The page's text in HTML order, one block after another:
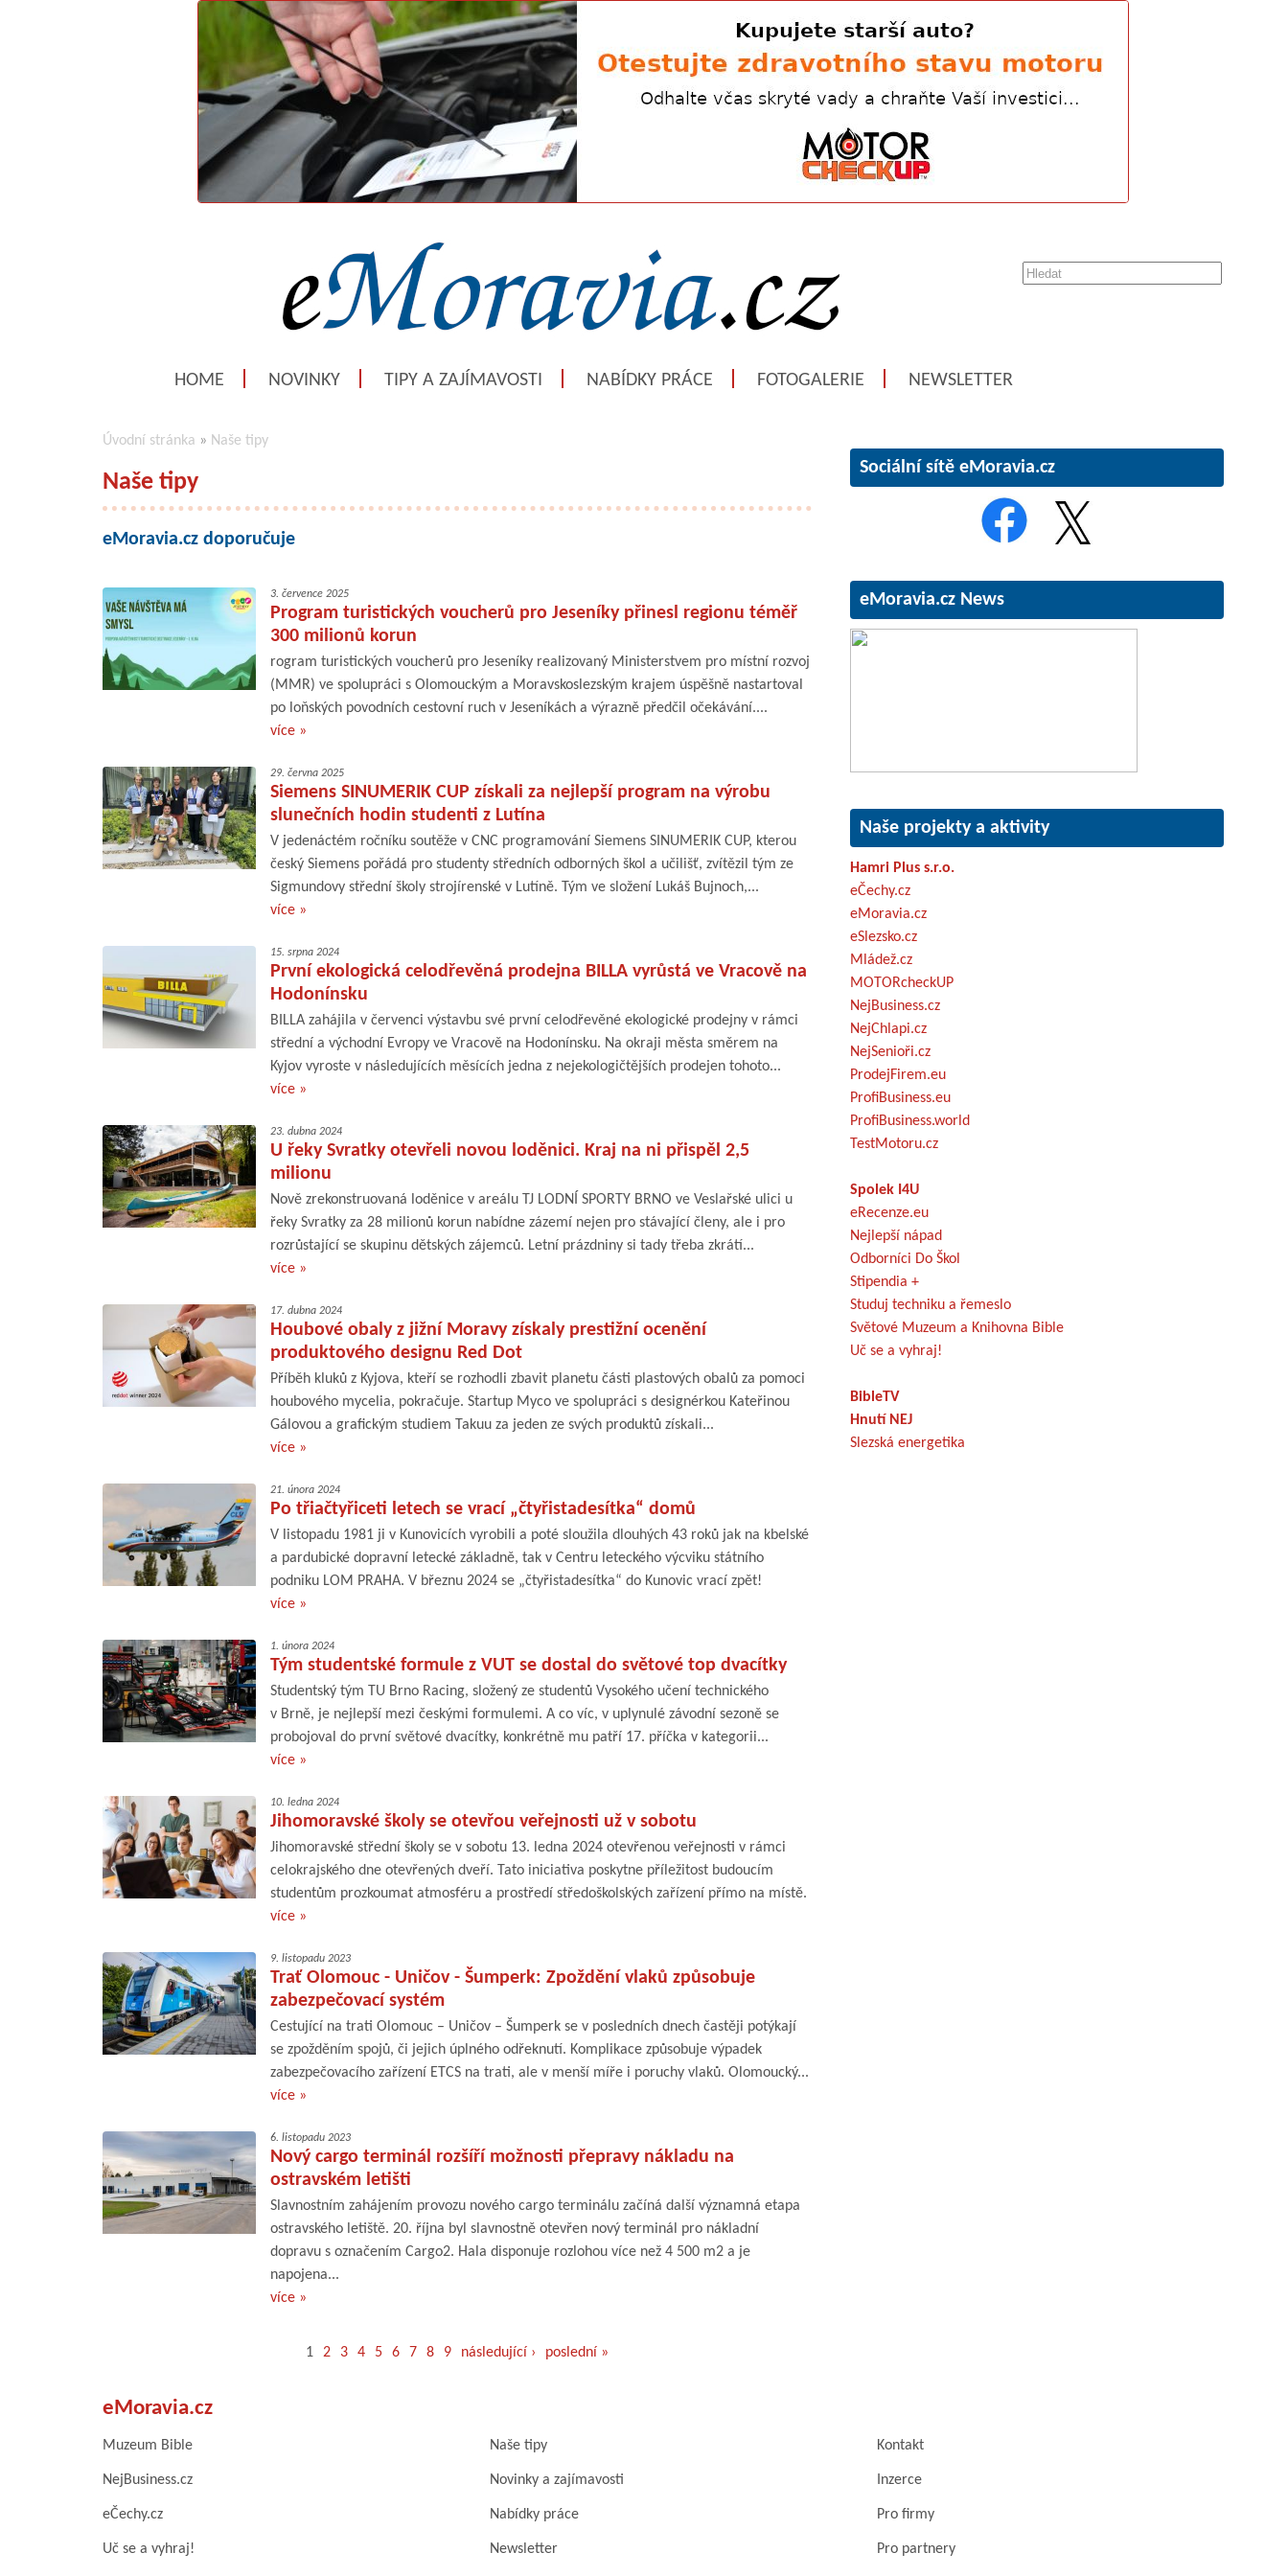
HOME NOVINKY TIPY A ZAJÍMAVOSTI NABÍDKY PRÁCE FOTOGALERIE NEWSLETTER
Úvodní stránka » Naše tipy
Naše tipy
eMoravia.cz doporučuje
3. července 2025
Program turistických voucherů pro Jeseníky přinesl regionu téměř
300 milionů korun
rogram turistických voucherů pro Jeseníky realizovaný Ministerstvem pro místní rozvoj
(MMR) ve spolupráci s Olomouckým a Moravskoslezským krajem úspěšně nastartoval
po loňských povodních cestovní ruch v Jeseníkách a výrazně předčil očekávání....
více »
29. června 2025
Siemens SINUMERIK CUP získali za nejlepší program na výrobu
slunečních hodin studenti z Lutína
V jedenáctém ročníku soutěže v CNC programování Siemens SINUMERIK CUP, kterou
český Siemens pořádá pro studenty středních odborných škol a učilišť, zvítězil tým ze
Sigmundovy střední školy strojírenské v Lutíně. Tým ve složení Lukáš Bujnoch,...
více »
15. srpna 2024
První ekologická celodřevěná prodejna BILLA vyrůstá ve Vracově na
Hodonínsku
BILLA zahájila v červenci výstavbu své první celodřevěné ekologické prodejny v rámci
střední a východní Evropy ve Vracově na Hodonínsku. Na okraji města směrem na
Kyjov vyroste v následujících měsících jedna z nejekologičtějších prodejen tohoto...
více »
23. dubna 2024
U řeky Svratky otevřeli novou loděnici. Kraj na ni přispěl 2,5
milionu
Nově zrekonstruovaná loděnice v areálu TJ LODNÍ SPORTY BRNO ve Veslařské ulici u
řeky Svratky za 28 milionů korun nabídne zázemí nejen pro stávající členy, ale i pro
rozrůstající se skupinu dětských zájemců. Letní prázdniny si tady třeba zkrátí...
více »
17. dubna 2024
Houbové obaly z jižní Moravy získaly prestižní ocenění
produktového designu Red Dot
Příběh kluků z Kyjova, kteří se rozhodli zbavit planetu části plastových obalů za pomoci
houbového mycelia, pokračuje. Startup Myco ve spolupráci s designérkou Kateřinou
Gálovou a grafickým studiem Takuu za jeden ze svých produktů získali...
více »
21. února 2024
Po třiačtyřiceti letech se vrací „čtyřistadesítka“ domů
V listopadu 1981 ji v Kunovicích vyrobili a poté sloužila dlouhých 43 roků jak na kbelské
a pardubické dopravní letecké základně, tak v Centru leteckého výcviku státního
podniku LOM PRAHA. V březnu 2024 se „čtyřistadesítka“ do Kunovic vrací zpět!
více »
1. února 2024
Tým studentské formule z VUT se dostal do světové top dvacítky
Studentský tým TU Brno Racing, složený ze studentů Vysokého učení technického
v Brně, je nejlepší mezi českými formulemi. A co víc, v uplynulé závodní sezoně se
probojoval do první světové dvacítky, konkrétně mu patří 17. příčka v kategorii...
více »
10. ledna 2024
Jihomoravské školy se otevřou veřejnosti už v sobotu
Jihomoravské střední školy se v sobotu 13. ledna 2024 otevřenou veřejnosti v rámci
celokrajského dne otevřených dveří. Tato iniciativa poskytne příležitost budoucím
studentům prozkoumat atmosféru a prostředí středoškolských zařízení přímo na místě.
více »
9. listopadu 2023
Trať Olomouc - Uničov - Šumperk: Zpoždění vlaků způsobuje
zabezpečovací systém
Cestující na trati Olomouc – Uničov – Šumperk se v posledních dnech častěji potýkají
se zpožděním spojů, či jejich úplného odřeknutí. Komplikace způsobuje výpadek
zabezpečovacího zařízení ETCS na trati, ale v menší míře i poruchy vlaků. Olomoucký...
více »
6. listopadu 2023
Nový cargo terminál rozšíří možnosti přepravy nákladu na
ostravském letišti
Slavnostním zahájením provozu nového cargo terminálu začíná další významná etapa
ostravského letiště. 20. října byl slavnostně otevřen nový terminál pro nákladní
dopravu s označením Cargo2. Hala disponuje rozlohou více než 4 500 m2 a je
napojena...
více »
1 2 3 4 5 6 7 8 9 následující › poslední »
Sociální sítě eMoravia.cz
eMoravia.cz News
Naše projekty a aktivity
Hamri Plus s.r.o.
eČechy.cz
eMoravia.cz
eSlezsko.cz
Mládež.cz
MOTORcheckUP
NejBusiness.cz
NejChlapi.cz
NejSenioři.cz
ProdejFirem.eu
ProfiBusiness.eu
ProfiBusiness.world
TestMotoru.cz
Spolek I4U
eRecenze.eu
Nejlepší nápad
Odborníci Do Škol
Stipendia +
Studuj techniku a řemeslo
Světové Muzeum a Knihovna Bible
Uč se a vyhraj!
BibleTV
Hnutí NEJ
Slezská energetika
eMoravia.cz
Muzeum Bible Naše tipy Kontakt
NejBusiness.cz Novinky a zajímavosti Inzerce
eČechy.cz Nabídky práce Pro firmy
Uč se a vyhraj! Newsletter Pro partnery